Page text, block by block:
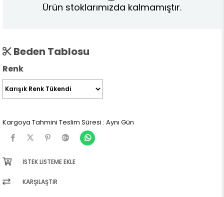
Ürün stoklarımızda kalmamıştır.
Beden Tablosu
Renk
Kargoya Tahmini Teslim Süresi : Aynı Gün
İSTEK LISTEME EKLE
KARŞILAŞTIR